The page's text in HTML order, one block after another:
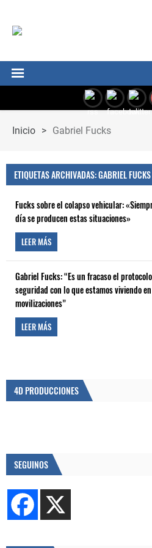
Inicio > Gabriel Fucks
ETIQUETAS ARCHIVADAS: GABRIEL FUCKS
Fucks sobre el colapso vehicular:
día se producen estas situaciones»
LEER MÁS
Gabriel Fucks: “Es un fracaso el
seguridad con lo que estamos viviendo
movilizaciones”
LEER MÁS
4D PRODUCCIONES
SEGUINOS